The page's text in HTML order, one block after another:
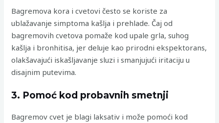
Bagremova kora i cvetovi često se koriste za
ublažavanje simptoma kašlja i prehlade. Čaj od
bagremovih cvetova pomaže kod upale grla, suhog
kašlja i bronhitisa, jer deluje kao prirodni ekspektorans,
olakšavajući iskašljavanje sluzi i smanjujući iritaciju u
disajnim putevima.
3. Pomoć kod probavnih smetnji
Bagremov cvet je blagi laksativ i može pomoći kod